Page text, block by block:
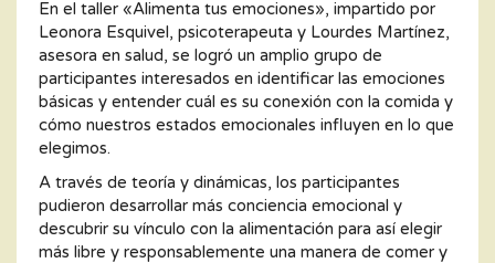
En el taller «Alimenta tus emociones», impartido por
Leonora Esquivel, psicoterapeuta y Lourdes Martínez,
asesora en salud, se logró un amplio grupo de
participantes interesados en identificar las emociones
básicas y entender cuál es su conexión con la comida y
cómo nuestros estados emocionales influyen en lo que
elegimos.
A través de teoría y dinámicas, los participantes
pudieron desarrollar más conciencia emocional y
descubrir su vínculo con la alimentación para así elegir
más libre y responsablemente una manera de comer y